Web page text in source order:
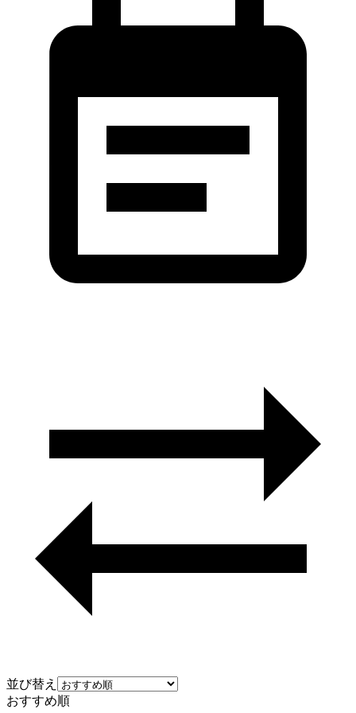
並び替え
おすすめ順